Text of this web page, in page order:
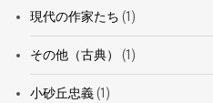
現代の作家たち (1)
その他（古典） (1)
小砂丘忠義(1)